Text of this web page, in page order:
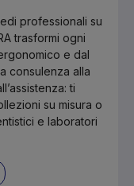
professionali su
trasformi ogni
e dal
consulenza alla
ti
su misura o
e laboratori